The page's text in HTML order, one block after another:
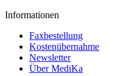
Informationen
Faxbestellung
Kostenübernahme
Newsletter
Über MediKa